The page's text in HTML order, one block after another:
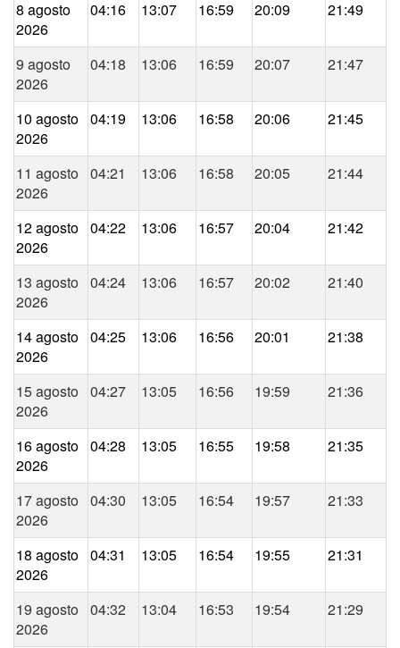
8 agosto
2026
04:16 13:07 16:59 20:09 21:49
9 agosto
2026
04:18 13:06 16:59 20:07 21:47
10 agosto
2026
04:19 13:06 16:58 20:06 21:45
11 agosto
2026
04:21 13:06 16:58 20:05 21:44
12 agosto
2026
04:22 13:06 16:57 20:04 21:42
13 agosto
2026
04:24 13:06 16:57 20:02 21:40
14 agosto
2026
04:25 13:06 16:56 20:01 21:38
15 agosto
2026
04:27 13:05 16:56 19:59 21:36
16 agosto
2026
04:28 13:05 16:55 19:58 21:35
17 agosto
2026
04:30 13:05 16:54 19:57 21:33
18 agosto
2026
04:31 13:05 16:54 19:55 21:31
19 agosto
2026
04:32 13:04 16:53 19:54 21:29